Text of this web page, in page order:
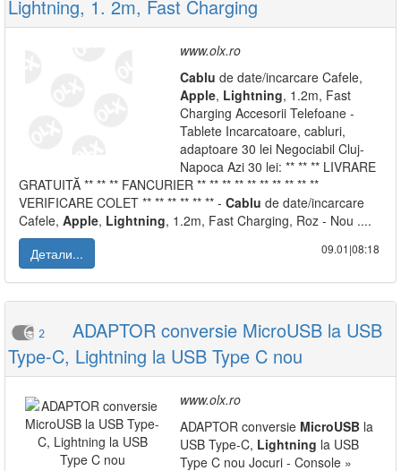
Lightning, 1. 2m, Fast Charging
www.olx.ro
Cablu de date/incarcare Cafele,
Apple, Lightning, 1.2m, Fast
Charging Accesorii Telefoane -
Tablete Incarcatoare, cabluri,
adaptoare 30 lei Negociabil Cluj-
Napoca Azi 30 lei: ** ** ** LIVRARE
GRATUITĂ ** ** ** FANCURIER ** ** ** ** ** ** ** ** ** **
VERIFICARE COLET ** ** ** ** ** ** - Cablu de date/incarcare
Cafele, Apple, Lightning, 1.2m, Fast Charging, Roz - Nou ....
Детали...
09.01|08:18
2
ADAPTOR conversie MicroUSB la USB
Type-C, Lightning la USB Type C nou
www.olx.ro
ADAPTOR conversie MicroUSB la
USB Type-C, Lightning la USB
Type C nou Jocuri - Console »